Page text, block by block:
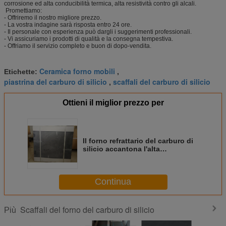
corrosione ed alta conducibilità termica, alta resistività contro gli alcali.
Promettiamo:
- Offriremo il nostro migliore prezzo.
- La vostra indagine sarà risposta entro 24 ore.
- Il personale con esperienza può dargli i suggerimenti professionali.
- Vi assicuriamo i prodotti di qualità e la consegna tempestiva.
- Offriamo il servizio completo e buon di dopo-vendita.
Etichette: Ceramica forno mobili ,
piastrina del carburo di silicio , scaffali del carburo di silicio
Ottieni il miglior prezzo per
Il forno refrattario del carburo di
silicio accantona l'alta
Continua
Più Scaffali del forno del carburo di silicio